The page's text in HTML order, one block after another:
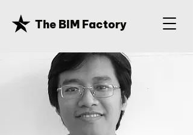
The BIM Factory